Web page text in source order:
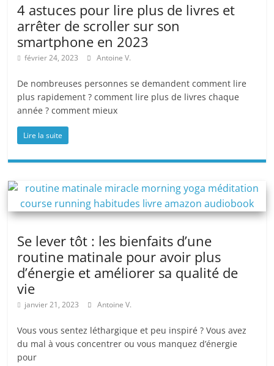
4 astuces pour lire plus de livres et
arrêter de scroller sur son
smartphone en 2023
février 24, 2023 Antoine V.
De nombreuses personnes se demandent comment lire
plus rapidement ? comment lire plus de livres chaque
année ? comment mieux
Lire la suite
Se lever tôt : les bienfaits d’une
routine matinale pour avoir plus
d’énergie et améliorer sa qualité de
vie
janvier 21, 2023 Antoine V.
Vous vous sentez léthargique et peu inspiré ? Vous avez
du mal à vous concentrer ou vous manquez d’énergie
pour